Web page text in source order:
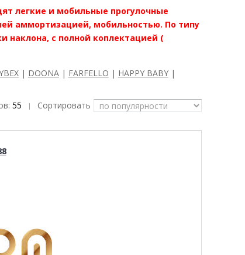
легкие и мобильные прогулочные
аммортизацией, мобильностью. По типу
наклона, с полной коплектацией (
| DOONA| FARFELLO | HAPPY BABY|
55 | Сортировать